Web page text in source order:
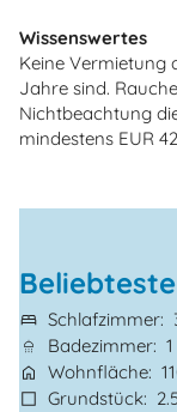
Wissenswertes
Keine Vermietung
Jahre sind.
Nichtbeachtung
mindestens EUR
Schlafzimmer
Badezimmer 1
Wohnfläche
Grundstück